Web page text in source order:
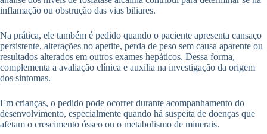
inflamação ou obstrução das vias biliares.
Na prática, ele também é pedido quando o paciente apresenta cansaço
persistente, alterações no apetite, perda de peso sem causa aparente ou
resultados alterados em outros exames hepáticos. Dessa forma,
complementa a avaliação clínica e auxilia na investigação da origem
dos sintomas.
Em crianças, o pedido pode ocorrer durante acompanhamento do
desenvolvimento, especialmente quando há suspeita de doenças que
afetam o crescimento ósseo ou o metabolismo de minerais.